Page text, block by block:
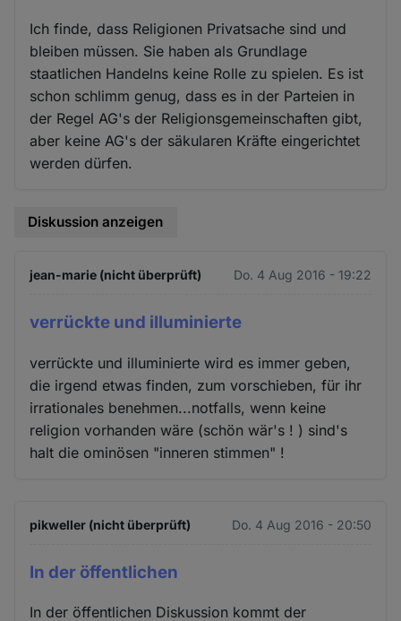
Ich finde, dass Religionen Privatsache sind und
bleiben müssen. Sie haben als Grundlage
staatlichen Handelns keine Rolle zu spielen. Es ist
schon schlimm genug, dass es in der Parteien in
der Regel AG's der Religionsgemeinschaften gibt,
aber keine AG's der säkularen Kräfte eingerichtet
werden dürfen.
Diskussion anzeigen
jean-marie (nicht überprüft) Do. 4 Aug 2016 - 19:22
verrückte und illuminierte
verrückte und illuminierte wird es immer geben,
die irgend etwas finden, zum vorschieben, für ihr
irrationales benehmen...notfalls, wenn keine
religion vorhanden wäre (schön wär's ! ) sind's
halt die ominösen "inneren stimmen" !
pikweller (nicht überprüft) Do. 4 Aug 2016 - 20:50
In der öffentlichen
In der öffentlichen Diskussion kommt der